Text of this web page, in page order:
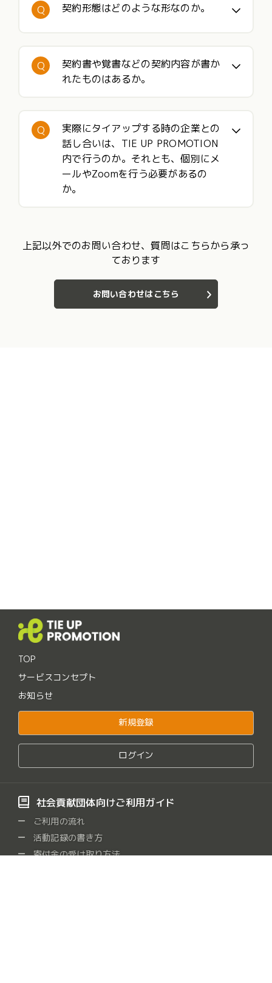
Q 契約形態はどのような形なのか。
Q
契約書や覚書などの契約内容が書か
れたものはあるか。
Q
実際にタイアップする時の企業との
話し合いは、TIE UP PROMOTION
内で行うのか。それとも、個別にメ
ールやZoomを行う必要があるの
か。
上記以外でのお問い合わせ、質問はこちらから承っ
ております
お問い合わせはこちら
TOP
サービスコンセプト
お知らせ
新規登録
ログイン
社会貢献団体向けご利用ガイド
ご利用の流れ
活動記録の書き方
寄付金の受け取り方法